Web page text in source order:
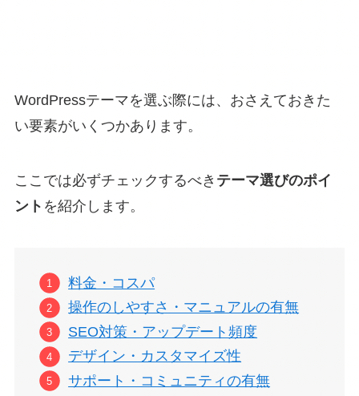
WordPressテーマを選ぶ際には、おさえておきた
い要素がいくつかあります。
ここでは必ずチェックするべき テーマ選びのポイ
ント を紹介します。
料金・コスパ
操作のしやすさ・マニュアルの有無
SEO対策・アップデート頻度
デザイン・カスタマイズ性
サポート・コミュニティの有無